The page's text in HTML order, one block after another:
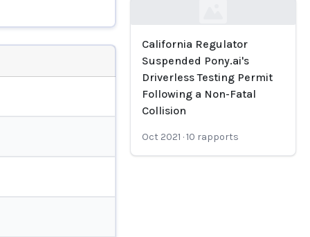
California Regulator
Suspended Pony.ai's
Driverless Testing Permit
Following a Non-Fatal
Collision
Oct 2021 ·10 rapports